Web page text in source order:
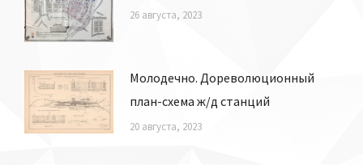
26 августа, 2023
Молодечно. Дореволюционный
план-схема ж/д станций
20 августа, 2023